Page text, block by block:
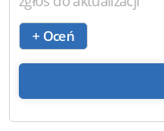
+ Oceń